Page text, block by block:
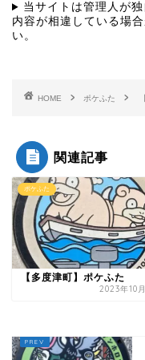
当サイトは管理人が
内容が相違している場
い。
HOME ポケふた
関連記事
ポケふた
【多度津町】ポケふた
2023年10